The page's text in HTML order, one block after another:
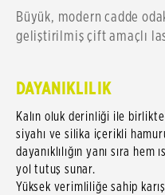
Büyük, modern cadde
geliştirilmiş çift amaçlı
DAYANIKLILIK
Kalın oluk derinliği ile
siyahı ve silika içerikli
dayanıklılığın yanı sıra
yol tutuş sunar.
Yüksek verimliliğe sahip